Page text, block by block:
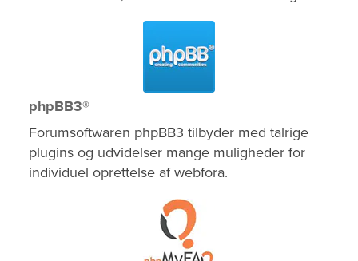
phpBB3®
Forumsoftwaren phpBB3 tilbyder med talrige
plugins og udvidelser mange muligheder for
individuel oprettelse af webfora.